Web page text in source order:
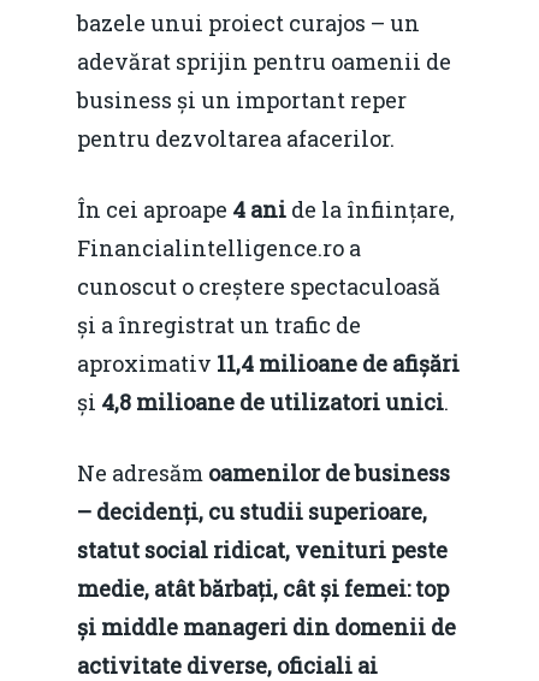
bazele unui proiect curajos – un
adevărat sprijin pentru oamenii de
business și un important reper
pentru dezvoltarea afacerilor.
În cei aproape 4 ani de la înființare,
Financialintelligence.ro a
cunoscut o creștere spectaculoasă
și a înregistrat un trafic de
aproximativ 11,4 milioane de afișări
și 4,8 milioane de utilizatori unici.
Ne adresăm oamenilor de business
– decidenți, cu studii superioare,
statut social ridicat, venituri peste
medie, atât bărbați, cât și femei: top
și middle manageri din domenii de
activitate diverse, oficiali ai